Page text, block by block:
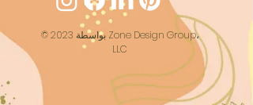
© 2023 بواسطة Zone Design Group،
LLC